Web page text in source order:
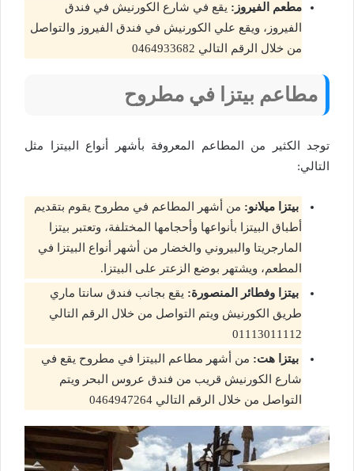
مطعم الفيروز: يقع في شارع الكورنيش في فندق
الفيروز، ويقع علي الكورنيش في فندق الفيروز والتواصل
من خلال الرقم التالي 0464933682
مطاعم بيتزا في مطروح
توجد الكثير من المطاعم المعروفة بأشهر أنواع البيتزا مثل
التالي:
بيتزا ميلانو: من أشهر المطاعم في مطروح يقوم بتقديم
أطباق البيتزا بأنواعها وأحجامها المختلفة، وتعتبر بيتزا
المارجريتا والبيروني والخضار من أشهر أنواع البيتزا في
المطعم، ويشتهر بوضع الزعتر على البيتزا.
بيتزا وفطائر المنصورة: يقع بجانب فندق سانتا ماري
طريق الكورنيش ويتم التواصل من خلال الرقم التالي
01113011112
بيتزا هت: من أشهر مطاعم البيتزا في مطروح يقع في
شارع الكورنيش قريب من فندق عروس البحر ويتم
التواصل من خلال الرقم التالي 0464947264